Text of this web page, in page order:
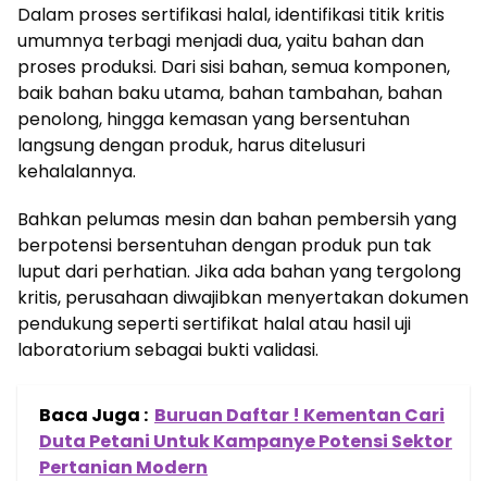
Dalam proses sertifikasi halal, identifikasi titik kritis
umumnya terbagi menjadi dua, yaitu bahan dan
proses produksi. Dari sisi bahan, semua komponen,
baik bahan baku utama, bahan tambahan, bahan
penolong, hingga kemasan yang bersentuhan
langsung dengan produk, harus ditelusuri
kehalalannya.
Bahkan pelumas mesin dan bahan pembersih yang
berpotensi bersentuhan dengan produk pun tak
luput dari perhatian. Jika ada bahan yang tergolong
kritis, perusahaan diwajibkan menyertakan dokumen
pendukung seperti sertifikat halal atau hasil uji
laboratorium sebagai bukti validasi.
Baca Juga : Buruan Daftar ! Kementan Cari
Duta Petani Untuk Kampanye Potensi Sektor
Pertanian Modern